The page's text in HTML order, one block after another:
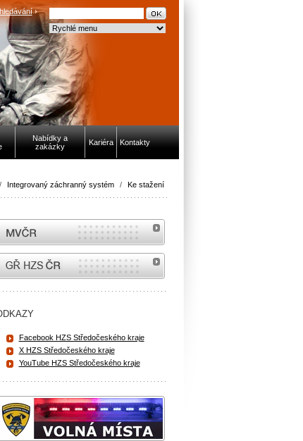
Nabídky a
zakázky
Kariéra Kontakty
/ Integrovaný záchranný systém / Ke stažení
stránky Hasiči ČR
Facebook HZS Středočeského kraje
X HZS Středočeského kraje
YouTube HZS Středočeského kraje